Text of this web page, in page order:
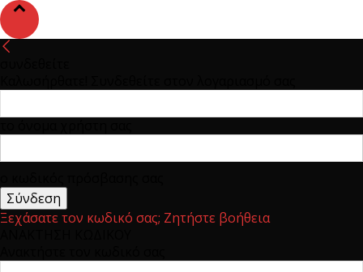
Ξεχάσατε τον κωδικό σας; Ζητήστε βοήθεια